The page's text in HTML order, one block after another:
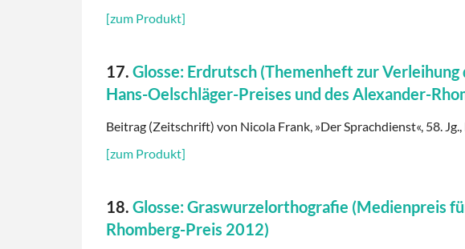
[zum Produkt]
17. Glosse: Erdrutsch (Themenheft zur
Hans-Oelschläger-Preises und des Alexander-
Beitrag (Zeitschrift) von Nicola Frank, »Der Sprachdienst«, 58.
[zum Produkt]
18. Glosse: Graswurzelorthografie (Medienpreis
Rhomberg-Preis 2012)